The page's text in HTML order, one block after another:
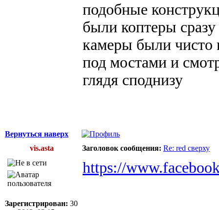
подобные
были коптеры
камеры были чисто
под мостами и
глядя споднизу
Вернуться наверх
vis.asta
Заголовок сообщения: Re: red сверху
Зарегистрирован: 30
https://